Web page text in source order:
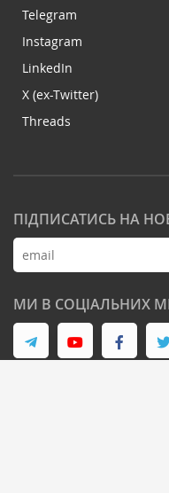
Telegram
Instagram
LinkedIn
X (ex-Twitter)
Threads
ПІДПИСАТИСЬ НА
МИ В СОЦІАЛЬНИХ